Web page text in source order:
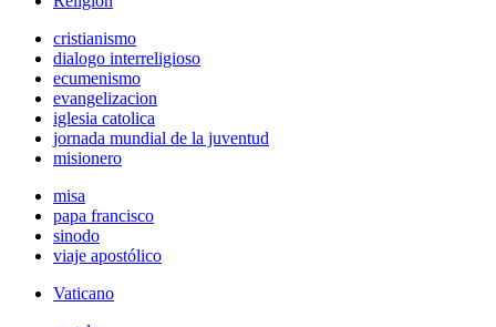
cristianismo
dialogo interreligioso
ecumenismo
evangelizacion
iglesia catolica
jornada mundial de la juventud
misionero
misa
papa francisco
sinodo
viaje apostólico
Vaticano